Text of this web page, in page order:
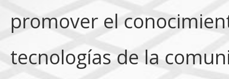
promover el
tecnologías de la